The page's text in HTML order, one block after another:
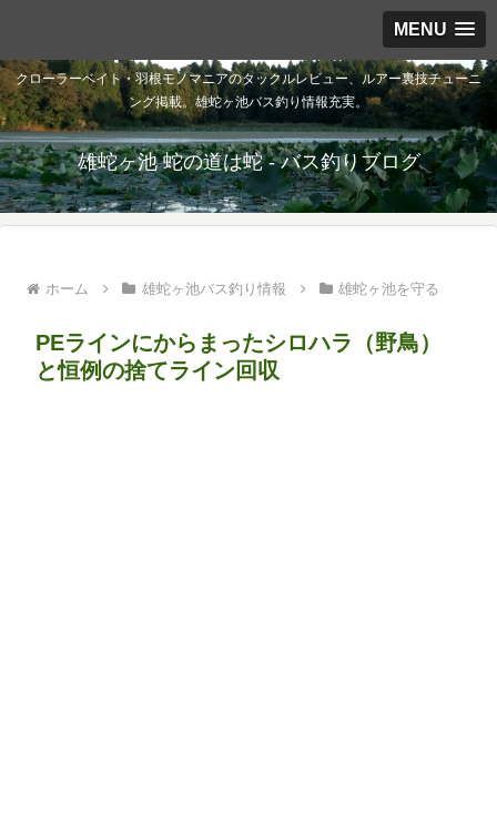
MENU
クローラーベイト・羽根モノマニアのタックルレビュー、ルアー裏技チューニ
ング掲載。雄蛇ヶ池バス釣り情報充実。
雄蛇ヶ池 蛇の道は蛇 - バス釣りブログ
ホーム 雄蛇ヶ池バス釣り情報 雄蛇ヶ池を守る
PEラインにからまったシロハラ（野鳥）
と恒例の捨てライン回収